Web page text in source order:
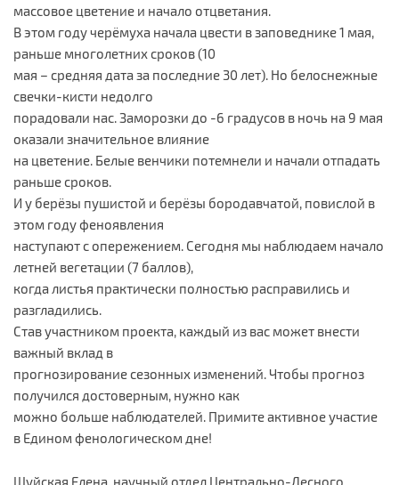
массовое цветение и начало отцветания.
В этом году черёмуха начала цвести в заповеднике 1 мая,
раньше многолетних сроков (10
мая – средняя дата за последние 30 лет). Но белоснежные
свечки-кисти недолго
порадовали нас. Заморозки до -6 градусов в ночь на 9 мая
оказали значительное влияние
на цветение. Белые венчики потемнели и начали отпадать
раньше сроков.
И у берёзы пушистой и берёзы бородавчатой, повислой в
этом году феноявления
наступают с опережением. Сегодня мы наблюдаем начало
летней вегетации (7 баллов),
когда листья практически полностью расправились и
разгладились.
Став участником проекта, каждый из вас может внести
важный вклад в
прогнозирование сезонных изменений. Чтобы прогноз
получился достоверным, нужно как
можно больше наблюдателей. Примите активное участие
в Едином фенологическом дне!
Шуйская Елена, научный отдел Центрально-Лесного